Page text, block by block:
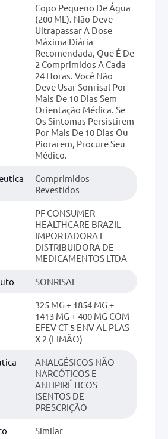
Copo Pequeno De Água
(200 ML). Não Deve
Ultrapassar A Dose
Máxima Diária
Recomendada, Que É De
2 Comprimidos A Cada
24 Horas. Você Não
Deve Usar Sonrisal Por
Mais De 10 Dias Sem
Orientação Médica. Se
Os Sintomas Persistirem
Por Mais De 10 Dias Ou
Piorarem, Procure Seu
Médico.
Comprimidos
Revestidos
PF CONSUMER
HEALTHCARE BRAZIL
IMPORTADORA E
DISTRIBUIDORA DE
MEDICAMENTOS LTDA
SONRISAL
325 MG + 1854 MG +
1413 MG + 400 MG COM
EFEV CT 5 ENV AL PLAS
X 2 (LIMÃO)
ANALGÉSICOS NÃO
NARCÓTICOS E
ANTIPIRÉTICOS
ISENTOS DE
PRESCRIÇÃO
Similar